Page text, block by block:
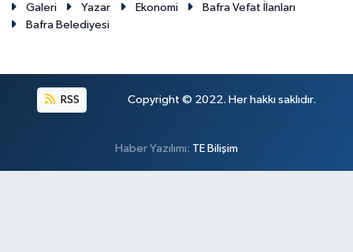
Galeri
Yazar Ekonomi
Bafra Vefat İlanları
Bafra Belediyesi
RSS Copyright © 2022. Her hakkı saklıdır.
Haber Yazılımı: TE Bilişim